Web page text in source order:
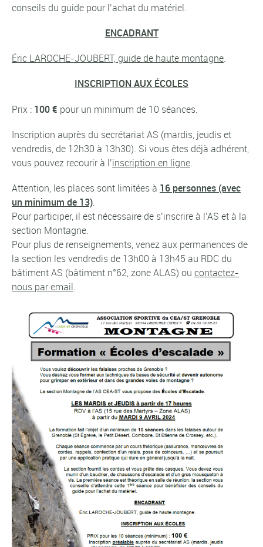
conseils du guide pour l’achat du matériel.
ENCADRANT
Éric LAROCHE-JOUBERT, guide de haute montagne.
INSCRIPTION AUX ÉCOLES
Prix : 100 € pour un minimum de 10 séances.
Inscription auprès du secrétariat AS (mardis, jeudis et
vendredis, de 12h30 à 13h30). Si vous êtes déjà adhérent,
vous pouvez recourir à l’inscription en ligne.
Attention, les places sont limitées à 16 personnes (avec
un minimum de 13).
Pour participer, il est nécessaire de s’inscrire à l’AS et à la
section Montagne.
Pour plus de renseignements, venez aux permanences de
la section les vendredis de 13h00 à 13h45 au RDC du
bâtiment AS (bâtiment n°62, zone ALAS) ou contactez-
nous par email.